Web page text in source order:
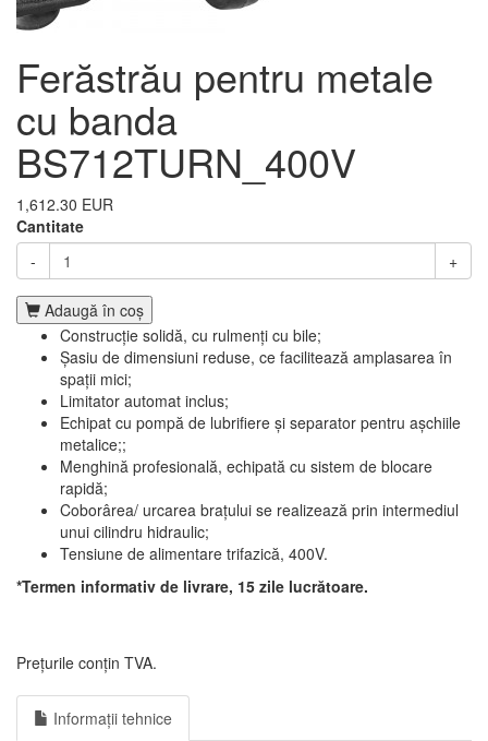
Ferăstrău pentru metale
cu banda
BS712TURN_400V
1,612.30 EUR
Cantitate
-
+
Adaugă în coş
Construcție solidă, cu rulmenți cu bile;
Șasiu de dimensiuni reduse, ce facilitează amplasarea în
spații mici;
Limitator automat inclus;
Echipat cu pompă de lubrifiere și separator pentru așchiile
metalice;;
Menghină profesională, echipată cu sistem de blocare
rapidă;
Coborârea/ urcarea brațului se realizează prin intermediul
unui cilindru hidraulic;
Tensiune de alimentare trifazică, 400V.
*Termen informativ de livrare, 15 zile lucrătoare.
Prețurile conțin TVA.
Informații tehnice